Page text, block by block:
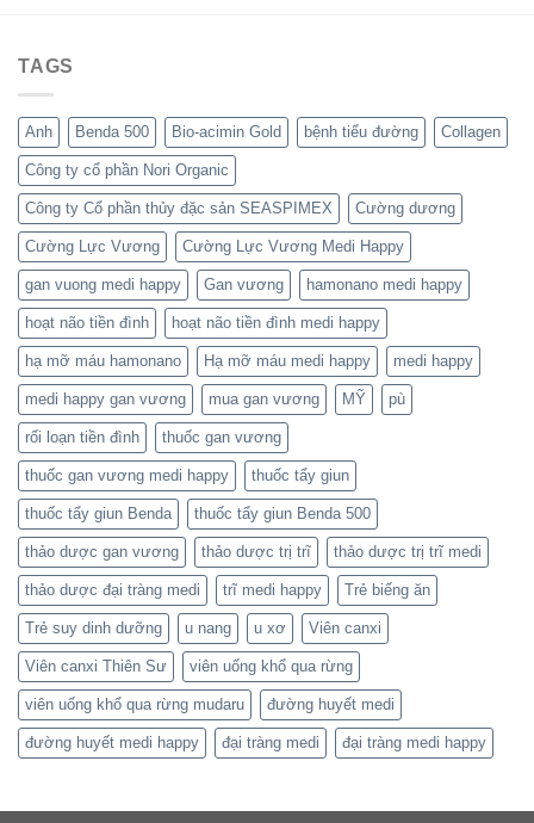
TAGS
Anh Benda 500 Bio-acimin Gold bệnh tiểu đường Collagen
Công ty cổ phần Nori Organic
Công ty Cổ phần thủy đặc sản SEASPIMEX Cường dương
Cường Lực Vương Cường Lực Vương Medi Happy
gan vuong medi happy Gan vương hamonano medi happy
hoạt não tiền đình hoạt não tiền đình medi happy
hạ mỡ máu hamonano Hạ mỡ máu medi happy medi happy
medi happy gan vương mua gan vương MỸ pù
rối loạn tiền đình thuốc gan vương
thuốc gan vương medi happy thuốc tẩy giun
thuốc tẩy giun Benda thuốc tẩy giun Benda 500
thảo dược gan vương thảo dược trị trĩ thảo dược trị trĩ medi
thảo dược đại tràng medi trĩ medi happy Trẻ biếng ăn
Trẻ suy dinh dưỡng u nang u xơ Viên canxi
Viên canxi Thiên Sư viên uống khổ qua rừng
viên uống khổ qua rừng mudaru đường huyết medi
đường huyết medi happy đại tràng medi đại tràng medi happy